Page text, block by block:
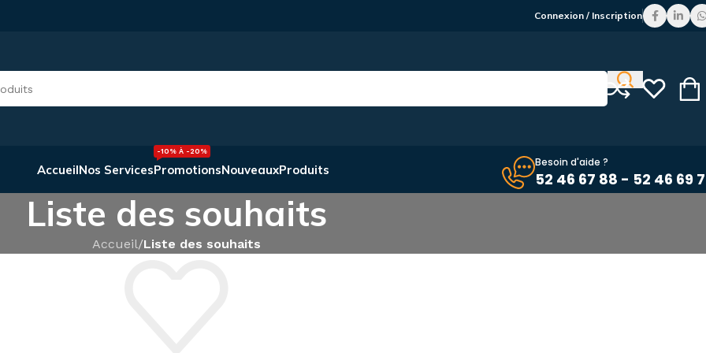
Connexion / Inscription
AccueilNos ServicesPromotions
-10% À -20%
NouveauxProduits Besoin d'aide ?
52 46 67 88 - 52 46 69
Liste des souhaits
Accueil/Liste des souhaits